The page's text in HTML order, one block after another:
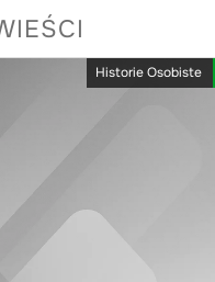
Historie Osobiste